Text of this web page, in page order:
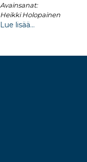
Avainsanat:
Heikki Holopainen
Lue lisää...